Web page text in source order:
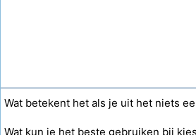
Wat betekent het als je uit het niets
Wat kun je het beste gebruiken bij